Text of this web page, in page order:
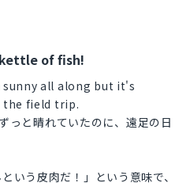
of fish!
all along but it's
the field trip.
っと晴れていたのに、遠足の日
いう皮肉だ！」という意味で、